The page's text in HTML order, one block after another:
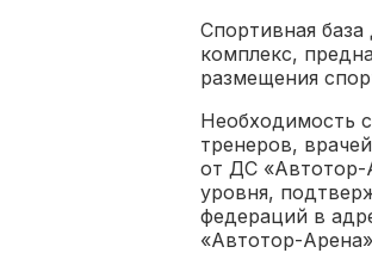
Спортивная
комплекс,
размещения
Необходимость
тренеров,
от ДС «Автотор-
уровня,
федераций в
«Автотор-